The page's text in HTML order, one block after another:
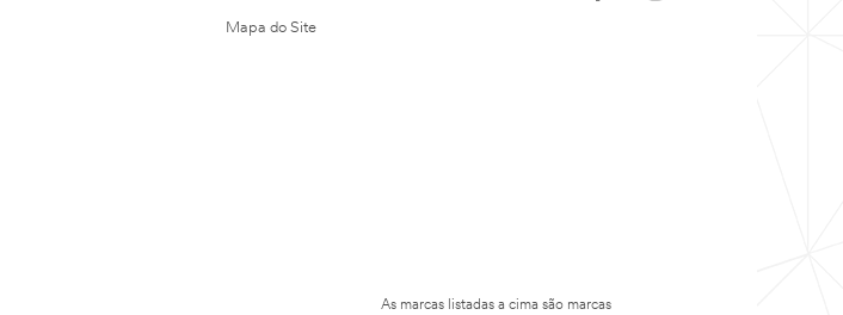
Mapa do Site
As marcas listadas a cima são marcas